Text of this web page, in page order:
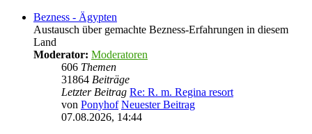
Bezness - Ägypten
Austausch über gemachte Bezness-Erfahrungen in diesem
Land
Moderator: Moderatoren
606 Themen
31864 Beiträge
Letzter Beitrag Re: R. m. Regina resort
von Ponyhof Neuester Beitrag
07.08.2026, 14:44